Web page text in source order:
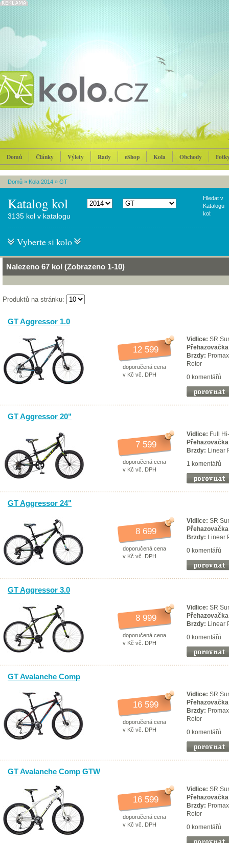
Domů Články Výlety Rady eShop Kola Obchody
Domů » Kola 2014 » GT
Katalog kol
Hledat v
Katalogu
kol:
3135 kol v katalogu
Vyberte si kolo
Nalezeno 67 kol (Zobrazeno 1-10)
Produktů na stránku:
GT Aggressor 1.0
12 599
doporučená cena
v Kč vč. DPH
Vidlice: SR
Brzdy:
Rotor
0 komentářů
GT Aggressor 20"
7 599
doporučená cena
v Kč vč. DPH
Vidlice: Full
Brzdy: Linear
1 komentářů
GT Aggressor 24"
8 699
doporučená cena
v Kč vč. DPH
Vidlice: SR
Brzdy: Linear
0 komentářů
GT Aggressor 3.0
8 999
doporučená cena
v Kč vč. DPH
Vidlice: SR
Brzdy: Linear
0 komentářů
GT Avalanche Comp
16 599
doporučená cena
v Kč vč. DPH
Vidlice: SR
Brzdy:
Rotor
0 komentářů
GT Avalanche Comp GTW
16 599
doporučená cena
v Kč vč. DPH
Vidlice: SR
Brzdy:
Rotor
0 komentářů